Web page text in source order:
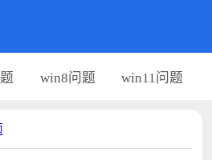
win8问题 win11问题